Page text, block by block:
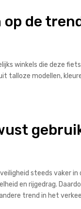
op de
winkels die deze
talloze modellen,
steeds vaker
en rijgedrag.
trend in het